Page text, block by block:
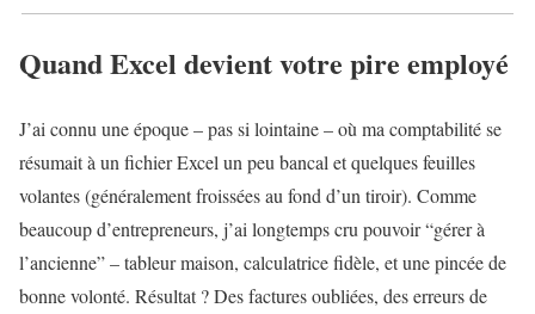
Quand Excel devient votre pire employé
J’ai connu une époque – pas si lointaine – où ma comptabilité se
résumait à un fichier Excel un peu bancal et quelques feuilles
volantes (généralement froissées au fond d’un tiroir). Comme
beaucoup d’entrepreneurs, j’ai longtemps cru pouvoir “gérer à
l’ancienne” – tableur maison, calculatrice fidèle, et une pincée de
bonne volonté. Résultat ? Des factures oubliées, des erreurs de